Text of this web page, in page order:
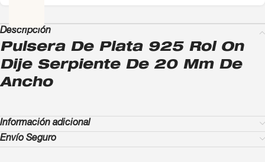
Descripción
Pulsera De Plata 925 Rol On
Dije Serpiente De 20 Mm De
Ancho
Información adicional
Envío Seguro